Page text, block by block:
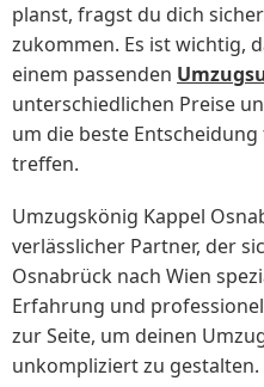
planst, fragst du dich
zukommen. Es ist wichtig,
einem passenden
unterschiedlichen Preise
um die beste
treffen.
Umzugskönig Kappel
verlässlicher Partner, der
Osnabrück nach Wien
Erfahrung und
zur Seite, um deinen
unkompliziert zu gestalten.